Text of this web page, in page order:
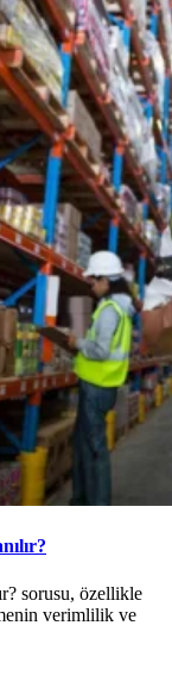
sorusu, özellikle
verimlilik ve